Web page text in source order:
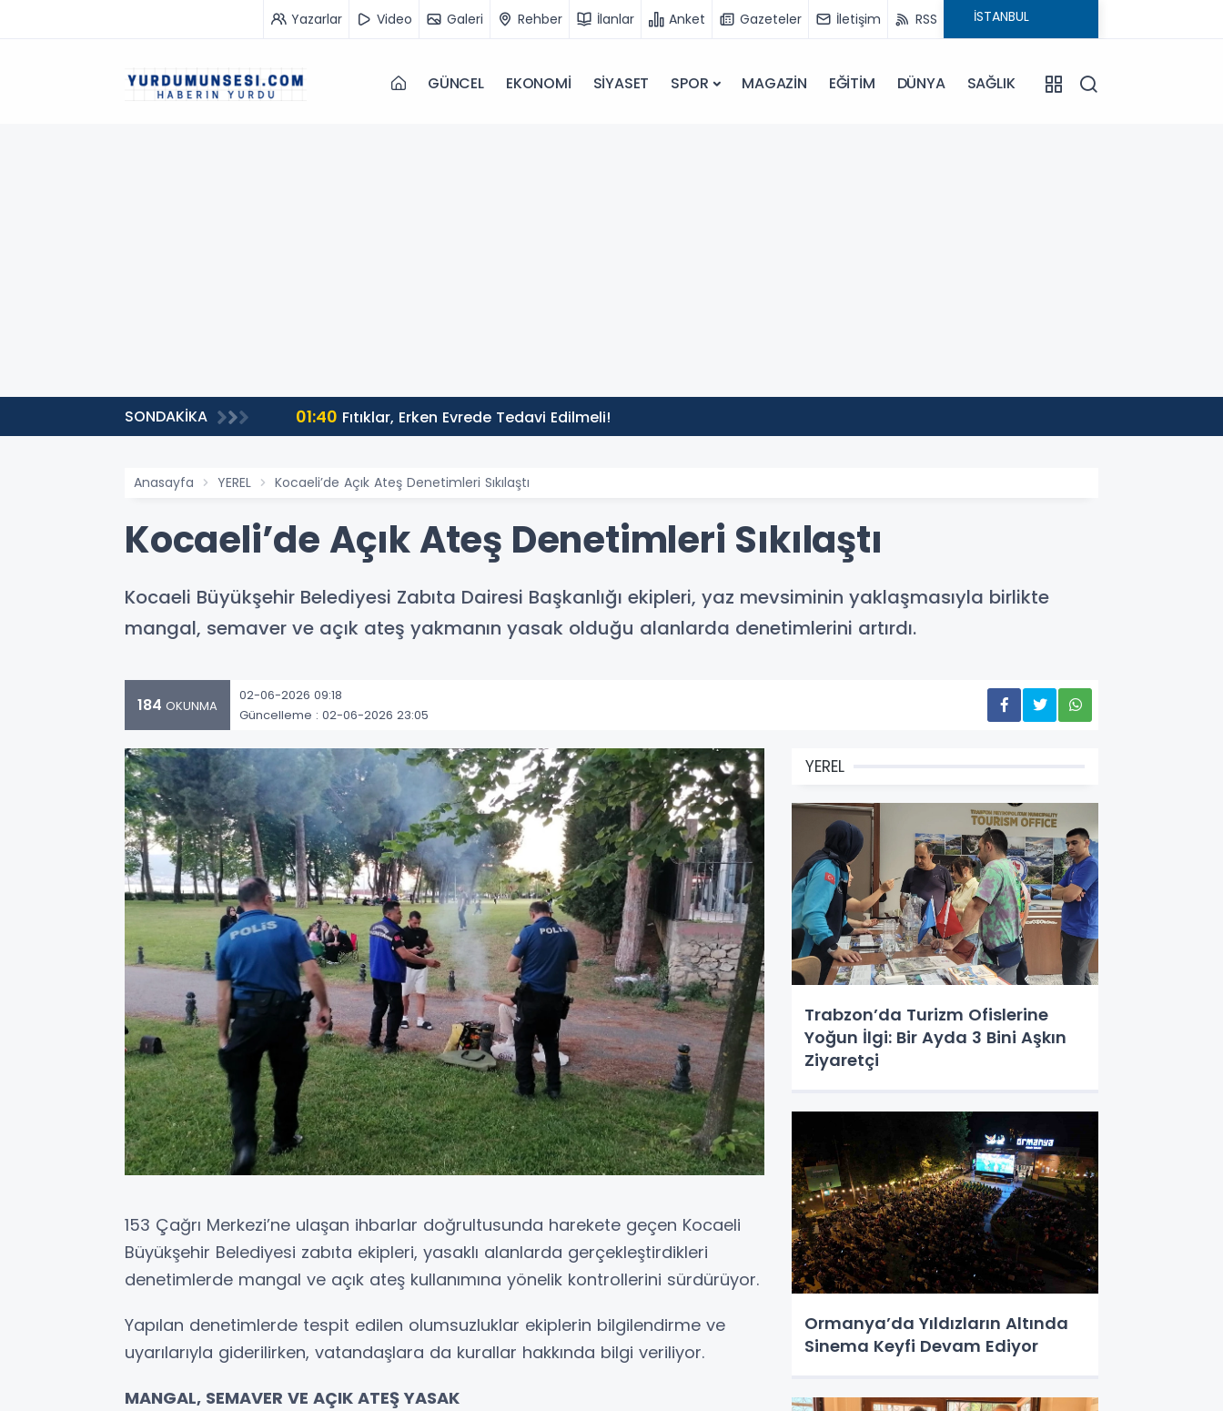
Yazarlar Video Galeri Rehber İlanlar Anket Gazeteler İletişim RSS
GÜNCEL EKONOMİ SİYASET SPOR MAGAZİN EĞİTİM DÜNYA SAĞLIK
SONDAKİKA 01:40 Fıtıklar, Erken Evrede Tedavi Edilmeli!
Anasayfa YEREL Kocaeli’de Açık Ateş Denetimleri Sıkılaştı
Kocaeli’de Açık Ateş Denetimleri Sıkılaştı
Kocaeli Büyükşehir Belediyesi Zabıta Dairesi Başkanlığı ekipleri, yaz mevsiminin yaklaşmasıyla birlikte
mangal, semaver ve açık ateş yakmanın yasak olduğu alanlarda denetimlerini artırdı.
184 OKUNMA
02-06-2026 09:18
Güncelleme : 02-06-2026 23:05
153 Çağrı Merkezi’ne ulaşan ihbarlar doğrultusunda harekete geçen Kocaeli
Büyükşehir Belediyesi zabıta ekipleri, yasaklı alanlarda gerçekleştirdikleri
denetimlerde mangal ve açık ateş kullanımına yönelik kontrollerini sürdürüyor.
Yapılan denetimlerde tespit edilen olumsuzluklar ekiplerin bilgilendirme ve
uyarılarıyla giderilirken, vatandaşlara da kurallar hakkında bilgi veriliyor.
MANGAL, SEMAVER VE AÇIK ATEŞ YASAK
YEREL
Trabzon’da Turizm Ofislerine
Yoğun İlgi: Bir Ayda 3 Bini Aşkın
Ziyaretçi
Ormanya’da Yıldızların Altında
Sinema Keyfi Devam Ediyor